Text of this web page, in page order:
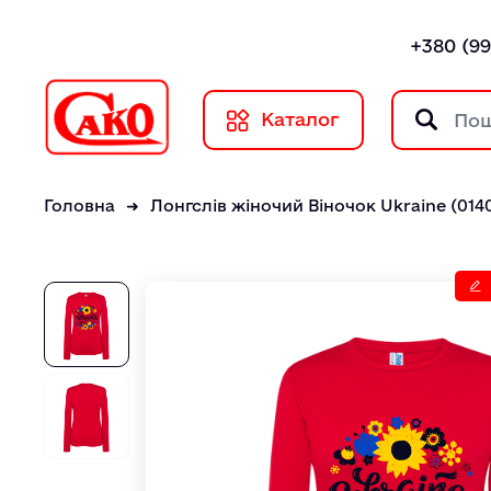
+380
Каталог
Головна Лонгслів жіночий Віночок Ukraine